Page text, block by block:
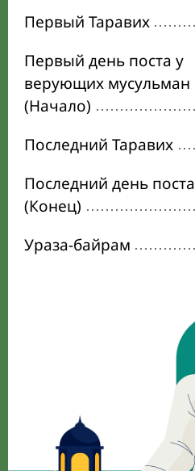
Первый Таравих
Первый день поста у
верующих мусульман
(Начало)
Последний Таравих
Последний день поста
(Конец)
Ураза-байрам